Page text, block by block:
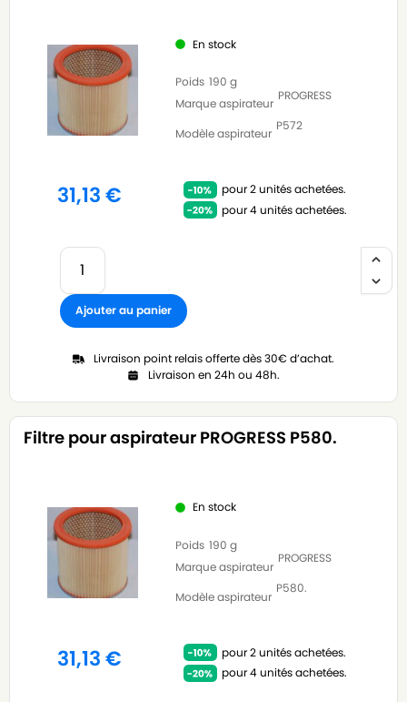
En stock
Poids 190 g
Marque aspirateur
PROGRESS
Modèle aspirateur
P572
31,13€
pour 2 unités achetées.
pour 4 unités achetées.
Ajouter au panier
Livraison point relais offerte dès 30€ d’achat.
Livraison en 24h ou 48h.
Filtre pour aspirateur PROGRESS P580.
En stock
Poids 190 g
Marque aspirateur
PROGRESS
Modèle aspirateur
P580.
31,13€
pour 2 unités achetées.
pour 4 unités achetées.